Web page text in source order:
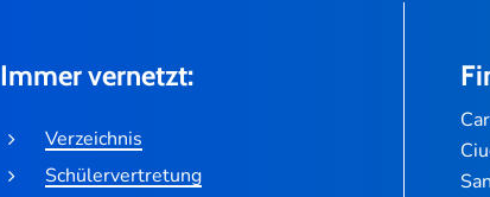
Immer vernetzt:
Verzeichnis
Schülervertretung